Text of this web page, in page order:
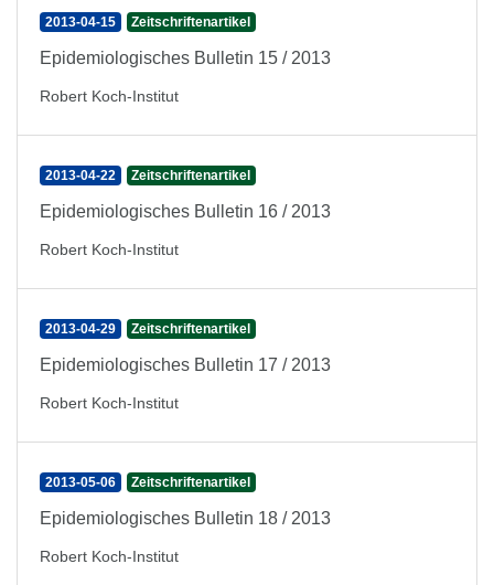
2013-04-15 Zeitschriftenartikel
Epidemiologisches Bulletin 15 / 2013
Robert Koch-Institut
2013-04-22 Zeitschriftenartikel
Epidemiologisches Bulletin 16 / 2013
Robert Koch-Institut
2013-04-29 Zeitschriftenartikel
Epidemiologisches Bulletin 17 / 2013
Robert Koch-Institut
2013-05-06 Zeitschriftenartikel
Epidemiologisches Bulletin 18 / 2013
Robert Koch-Institut